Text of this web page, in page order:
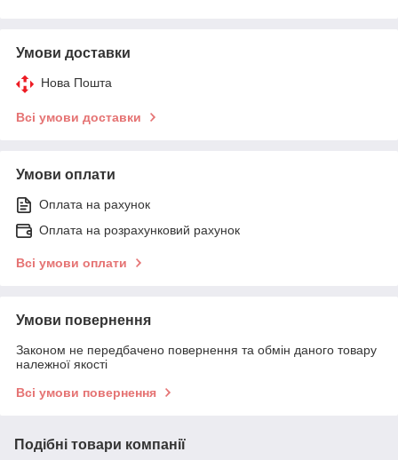
Умови доставки
Нова Пошта
Всі умови доставки
Умови оплати
Оплата на рахунок
Оплата на розрахунковий рахунок
Всі умови оплати
Умови повернення
Законом не передбачено повернення та обмін даного товару
належної якості
Всі умови повернення
Подібні товари компанії